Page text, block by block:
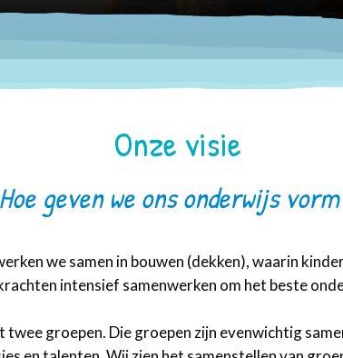
Onze visie
Hoegeven we ons onderwijs
we samen in bouwen (dekken), waarin
intensief samenwerken om het beste
twee groepen. Die groepen zijn evenwichtig